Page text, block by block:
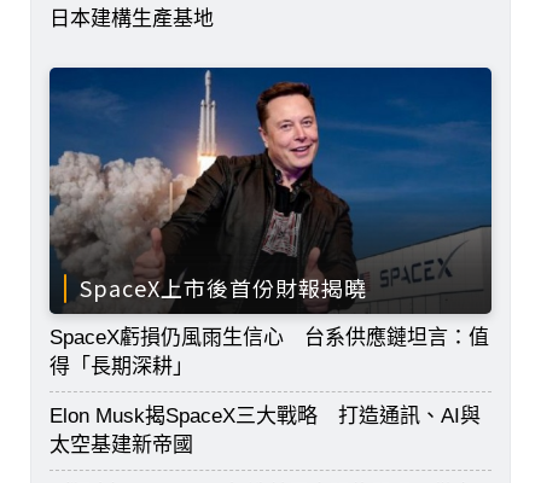
日本建構生產基地
SpaceX上市後首份財報揭曉
SpaceX虧損仍風雨生信心 台系供應鏈坦言：值
得「長期深耕」
Elon Musk揭SpaceX三大戰略 打造通訊、AI與
太空基建新帝國